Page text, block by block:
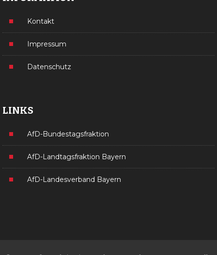
Kontakt
Impressum
Datenschutz
LINKS
AfD-Bundestagsfraktion
AfD-Landtagsfraktion Bayern
AfD-Landesverband Bayern